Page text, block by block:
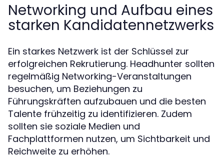
Networking und Aufbau eines
starken Kandidatennetzwerks
Ein starkes Netzwerk ist der Schlüssel zur
erfolgreichen Rekrutierung. Headhunter sollten
regelmäßig Networking-Veranstaltungen
besuchen, um Beziehungen zu
Führungskräften aufzubauen und die besten
Talente frühzeitig zu identifizieren. Zudem
sollten sie soziale Medien und
Fachplattformen nutzen, um Sichtbarkeit und
Reichweite zu erhöhen.